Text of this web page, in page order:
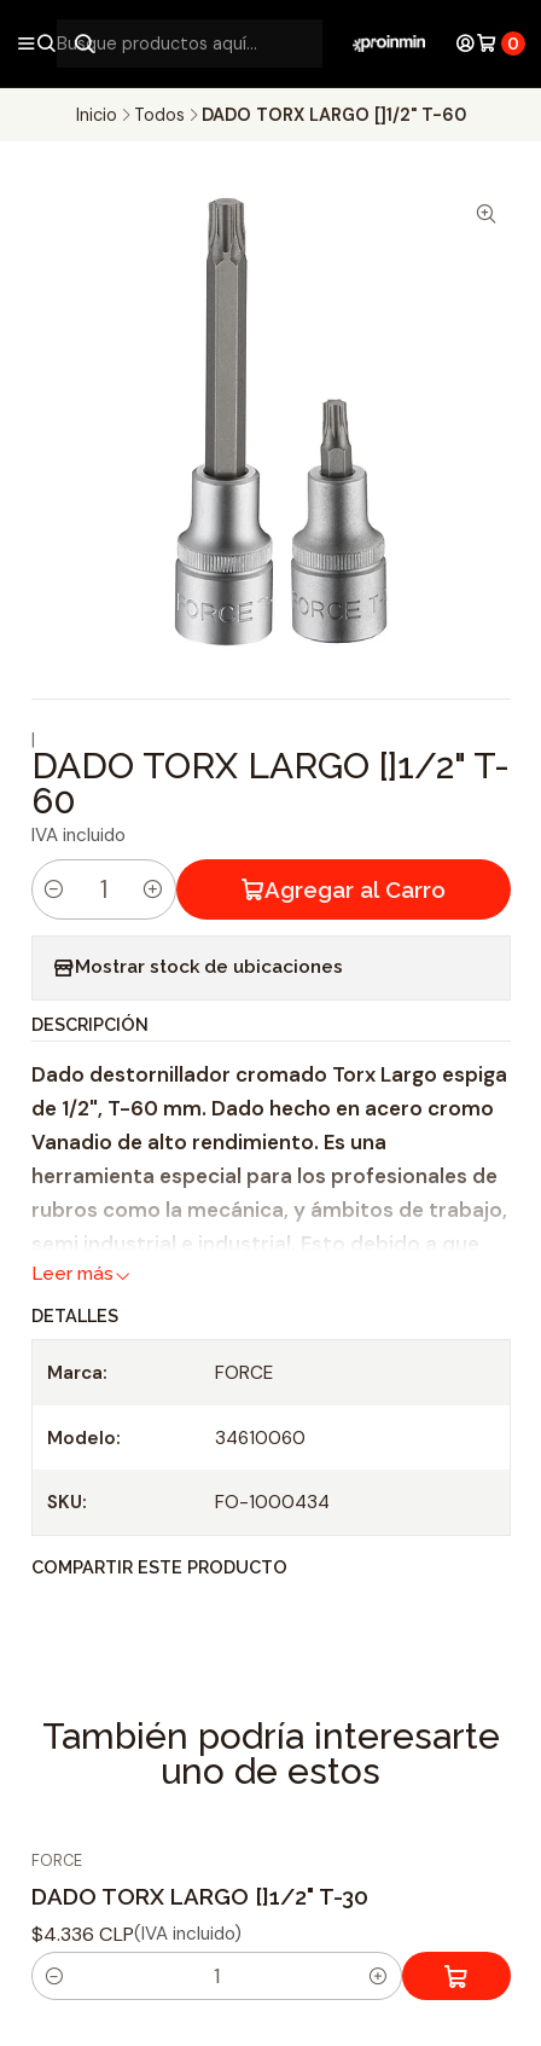
0
Inicio Todos DADO TORX LARGO []1/2" T-60
|
DADO TORX LARGO []1/2" T-
60
IVA incluido
C
i
d
a
d
Agregar al Carro
Mostrar stock de ubicaciones
DESCRIPCIÓN
Dado destornillador cromado Torx Largo espiga
de 1/2", T-60 mm. Dado hecho en acero cromo
Vanadio de alto rendimiento. Es una
herramienta especial para los profesionales de
rubros como la mecánica, y ámbitos de trabajo,
semi industrial e industrial. Esto debido a que
gracias a su fabricación, hecha bajo altos
estándares de calidad, esta herramienta
garantiza fiabilidad y durabilidad.
Altura: 20 mm.
Longitud punta: 100 mm.
Medida de Punta: T-60 mm.
Forma de punta : Torx externo. T-60
Longitud : 100 mm.
Leer más
DETALLES
Marca: FORCE
Modelo: 34610060
SKU: FO-1000434
COMPARTIR ESTE PRODUCTO
También podría interesarte
uno de estos
FORCE
DADO TORX LARGO []1/2" T-30
$4.336 CLP(IVA incluido)
C